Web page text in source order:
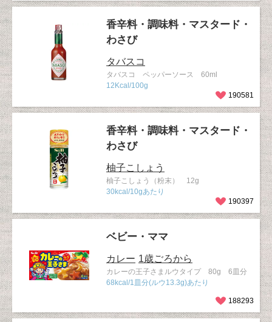
香辛料・調味料・マスタード・
わさび
タバスコ
タバスコ ペッパーソース 60ml
12Kcal/100g
190581
香辛料・調味料・マスタード・
わさび
柚子こしょう
柚子こしょう（粉末） 12g
30kcal/10gあたり
190397
ベビー・ママ
カレー 1歳ごろから
カレーの王子さまルウタイプ 80g 6皿分
68kcal/1皿分(ルウ13.3g)あたり
188293